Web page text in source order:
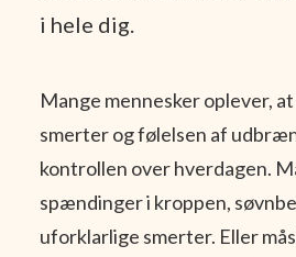
i hele dig.
Mange mennesker oplever,
smerter og følelsen af
kontrollen over hverdagen.
spændinger i kroppen,
uforklarlige smerter. Eller